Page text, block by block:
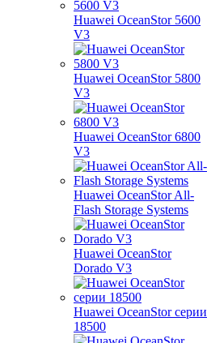
Huawei OceanStor 5600
V3
Huawei OceanStor 5800
V3
Huawei OceanStor 6800
V3
Huawei OceanStor All-
Flash Storage Systems
Huawei OceanStor
Dorado V3
Huawei OceanStor серии
18500